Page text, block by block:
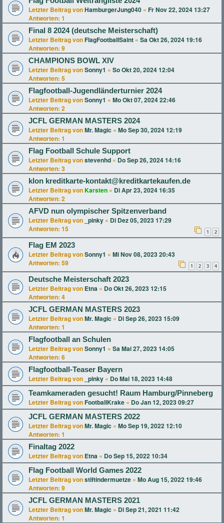
Letzter Beitrag vonHamburgerJung040 « Fr Nov 22, 2024 13:27
Antworten: 1
Final 8 2024 (deutsche Meisterschaft)
Letzter Beitrag von FlagFootballSaint « Sa Okt 26, 2024 19:16
Antworten: 9
CHAMPIONS BOWL XIV
Letzter Beitrag vonSonny1 « So Okt 20, 2024 12:04
Antworten: 5
Flagfootball-Jugendländerturnier 2024
Letzter Beitrag vonSonny1 « Mo Okt 07, 2024 22:46
Antworten: 2
JCFL GERMAN MASTERS 2024
Letzter Beitrag vonMr. Magic « Mo Sep 30, 2024 12:19
Antworten: 1
Flag Football Schule Support
Letzter Beitrag vonstevenhd « Do Sep 26, 2024 14:16
Antworten: 3
klon kreditkarte-kontakt@kreditkartekaufen.de
Letzter Beitrag vonKarsten « Di Apr 23, 2024 16:35
Antworten: 2
AFVD nun olympischer Spitzenverband
Letzter Beitrag von _pinky « Di Dez 05, 2023 17:29
Antworten: 15 1 2
Flag EM 2023
Letzter Beitrag vonSonny1 « Mi Nov 08, 2023 20:43
Antworten: 59 1 2 3 4
Deutsche Meisterschaft 2023
Letzter Beitrag von Etna « Do Okt 26, 2023 12:15
Antworten: 4
JCFL GERMAN MASTERS 2023
Letzter Beitrag vonMr. Magic « Di Sep 26, 2023 15:09
Antworten: 1
Flagfootball an Schulen
Letzter Beitrag vonSonny1 « Sa Mai 27, 2023 14:05
Antworten: 6
Flagfootball-Teaser Bayern
Letzter Beitrag von _pinky « Do Mai 18, 2023 14:48
Teamkameraden gesucht! Raum Hamburg/Pinneberg
Letzter Beitrag von FootballKrake « Do Jan 12, 2023 09:27
JCFL GERMAN MASTERS 2022
Letzter Beitrag vonMr. Magic « Mo Sep 19, 2022 12:10
Antworten: 1
Finaltag 2022
Letzter Beitrag von Etna « Do Sep 15, 2022 10:34
Flag Football World Games 2022
Letzter Beitrag vonstiftindermuetze « Mo Aug 15, 2022 19:46
Antworten: 9
JCFL GERMAN MASTERS 2021
Letzter Beitrag vonMr. Magic « Di Sep 21, 2021 11:42
Antworten: 1